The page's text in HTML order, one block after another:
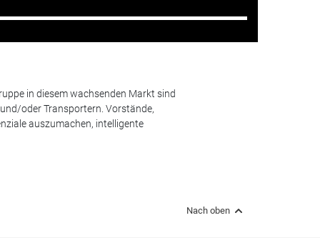
in diesem wachsenden Markt sind
oder Transportern. Vorstände,
auszumachen, intelligente
Nach oben